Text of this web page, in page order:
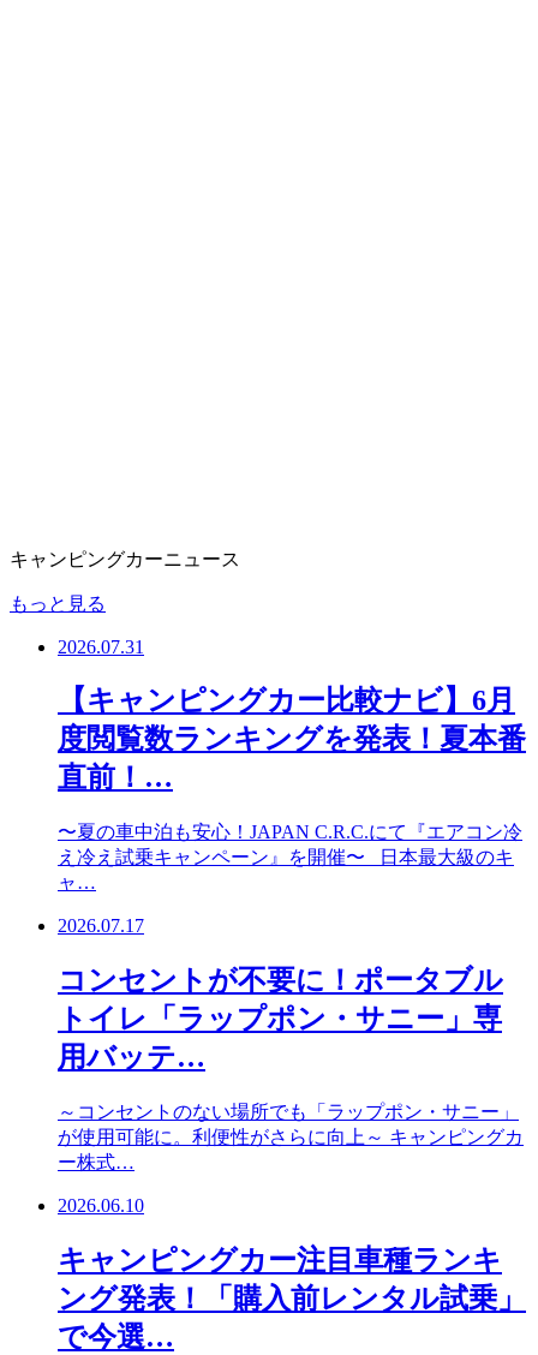
キャンピングカーニュース
もっと見る
2026.07.31
【キャンピングカー比較ナビ】6月
度閲覧数ランキングを発表！夏本番
直前！…
〜夏の車中泊も安心！JAPAN C.R.C.にて『エアコン冷
え冷え試乗キャンペーン』を開催〜 日本最大級のキ
ャ…
2026.07.17
コンセントが不要に！ポータブル
トイレ「ラップポン・サニー」専
用バッテ…
～コンセントのない場所でも「ラップポン・サニー」
が使用可能に。利便性がさらに向上～ キャンピングカ
ー株式…
2026.06.10
キャンピングカー注目車種ランキ
ング発表！「購入前レンタル試乗」
で今選…